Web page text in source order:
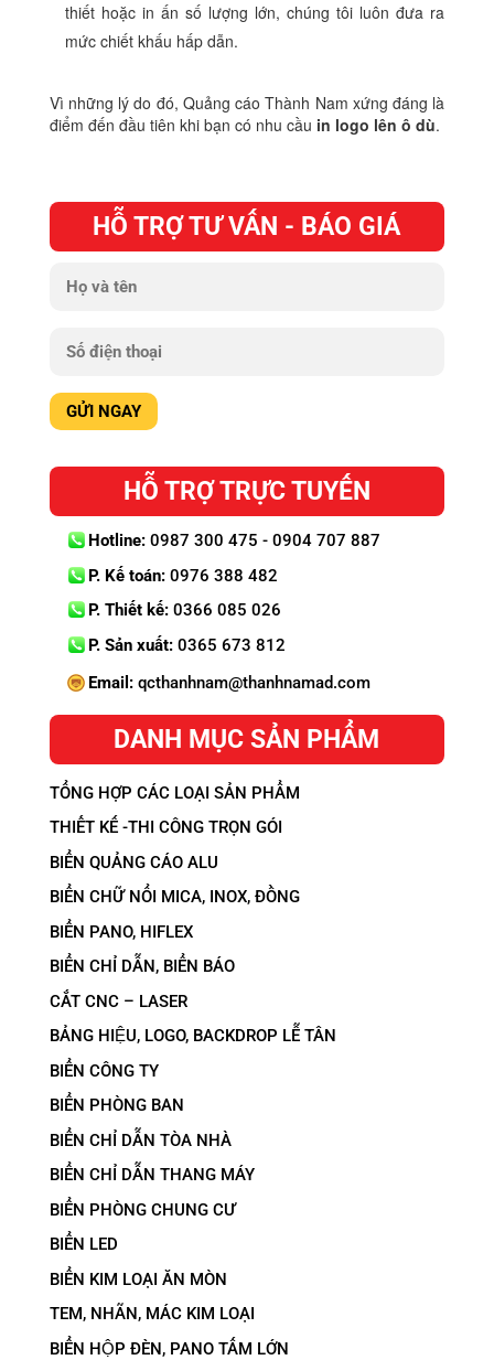
thiết hoặc in ấn số lượng lớn, chúng tôi luôn đưa ra
mức chiết khấu hấp dẫn.
Vì những lý do đó, Quảng cáo Thành Nam xứng đáng là
điểm đến đầu tiên khi bạn có nhu cầu in logo lên ô dù.
HỖ TRỢ TƯ VẤN - BÁO GIÁ
HỖ TRỢ TRỰC TUYẾN
Hotline:0987 300 475 - 0904 707 887
P. Kế toán:0976 388 482
P. Thiết kế:0366 085 026
P. Sản xuất:0365 673 812
Email:qcthanhnam@thanhnamad.com
DANH MỤC SẢN PHẨM
TỔNG HỢP CÁC LOẠI SẢN PHẨM
THIẾT KẾ -THI CÔNG TRỌN GÓI
BIỂN QUẢNG CÁO ALU
BIỂN CHỮ NỔI MICA, INOX, ĐỒNG
BIỂN PANO, HIFLEX
BIỂN CHỈ DẪN, BIỂN BÁO
CẮT CNC – LASER
BẢNG HIỆU, LOGO, BACKDROP LỄ TÂN
BIỂN CÔNG TY
BIỂN PHÒNG BAN
BIỂN CHỈ DẪN TÒA NHÀ
BIỂN CHỈ DẪN THANG MÁY
BIỂN PHÒNG CHUNG CƯ
BIỂN LED
BIỂN KIM LOẠI ĂN MÒN
TEM, NHÃN, MÁC KIM LOẠI
BIỂN HỘP ĐÈN, PANO TẤM LỚN